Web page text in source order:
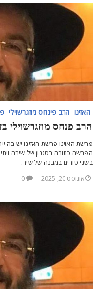
האזינו הרב פינחס מוזגרשוילי
פנחס מוזגרשוילי
האזינו פרשת האזינו יש בה
כתובה בסגנון של שירה
טורים במבנה של שיר.
אוגוסט 20, 2025
0